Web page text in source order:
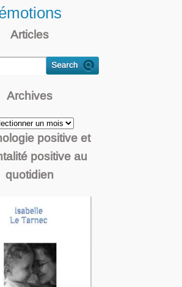
Articles
Archives
positive et
positive au
quotidien